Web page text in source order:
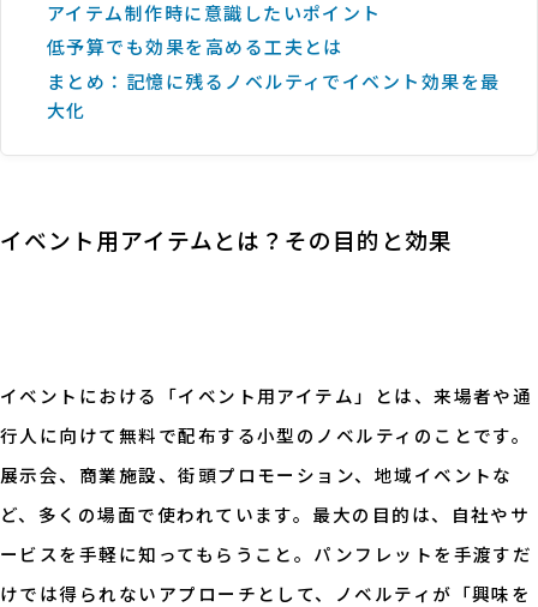
アイテム制作時に意識したいポイント
低予算でも効果を高める工夫とは
まとめ：記憶に残るノベルティでイベント効果を最
大化
イベント用アイテムとは？その目的と効果
イベントにおける「イベント用アイテム」とは、来場者や通
行人に向けて無料で配布する小型のノベルティのことです。
展示会、商業施設、街頭プロモーション、地域イベントな
ど、多くの場面で使われています。最大の目的は、自社やサ
ービスを手軽に知ってもらうこと。パンフレットを手渡すだ
けでは得られないアプローチとして、ノベルティが「興味を